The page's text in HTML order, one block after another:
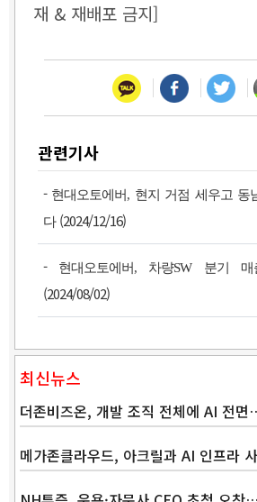
재 & 재배포 금지]
관련기사
- 현대오토에버, 현지 거점 세우고 동
다(2024/12/16)
- 현대오토에버, 차량SW 분기 매출
(2024/08/02)
최신뉴스
더존비즈온, 개발 조직 전체에 AI 전
메가존클라우드, 아크릴과 AI 인프라